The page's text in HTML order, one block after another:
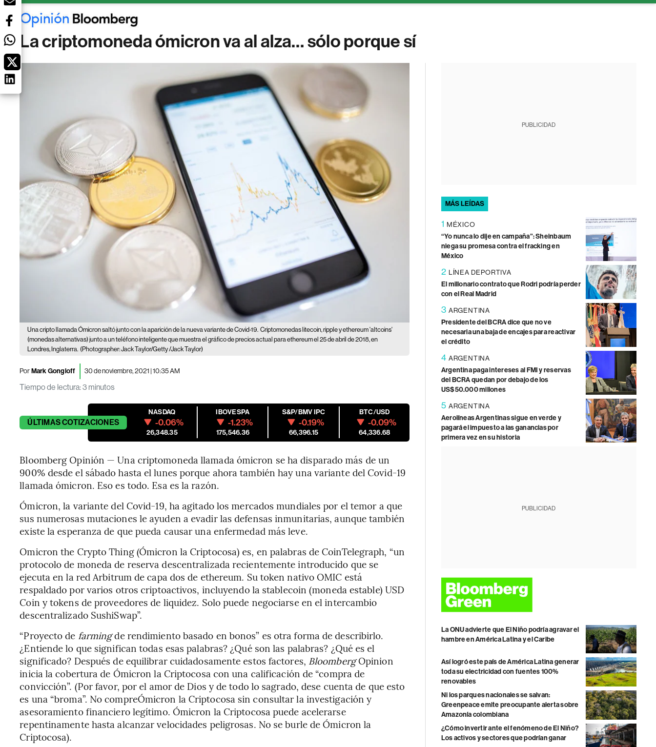
La criptomoneda ómicron va al alza… sólo porque sí
Una cripto llamada Ómicron saltó junto con la aparición de la nueva variante de Covid-19. Criptomonedas litecoin, ripple y ethereum 'altcoins'
(monedas alternativas) junto a un teléfono inteligente que muestra el gráfico de precios actual para ethereum el 25 de abril de 2018, en
Londres, Inglaterra. (Photographer: Jack Taylor/Getty /Jack Taylor)
PorMark Gongloff 30 de noviembre, 2021 | 10:35 AM
Tiempo de lectura:3 minutos
ÚLTIMASCOTIZACIONES
NASDAQ
-0.06%
26,348.35
IBOVESPA
-1.23%
175,546.36
S&P/BMV IPC
-0.19%
66,396.15
BTC/USD
-0.09%
64,336.68
Bloomberg Opinión — Una criptomoneda llamada ómicron se ha disparado más de un
900% desde el sábado hasta el lunes porque ahora también hay una variante del Covid-19
llamada ómicron. Eso es todo. Esa es la razón.
Ómicron, la variante del Covid-19, ha agitado los mercados mundiales por el temor a que
sus numerosas mutaciones le ayuden a evadir las defensas inmunitarias, aunque también
existe la esperanza de que pueda causar una enfermedad más leve.
Omicron the Crypto Thing (Ómicron la Criptocosa) es, en palabras de CoinTelegraph, “un
protocolo de moneda de reserva descentralizada recientemente introducido que se
ejecuta en la red Arbitrum de capa dos de ethereum. Su token nativo OMIC está
respaldado por varios otros criptoactivos, incluyendo la stablecoin (moneda estable) USD
Coin y tokens de proveedores de liquidez. Solo puede negociarse en el intercambio
descentralizado SushiSwap”.
“Proyecto de farmingde rendimiento basado en bonos” es otra forma de describirlo.
¿Entiende lo que significan todas esas palabras? ¿Qué son las palabras? ¿Qué es el
significado? Después de equilibrar cuidadosamente estos factores, BloombergOpinion
inicia la cobertura de Ómicron la Criptocosa con una calificación de “compra de
convicción”. (Por favor, por el amor de Dios y de todo lo sagrado, dese cuenta de que esto
es una “broma”. No compreÓmicron la Criptocosa sin consultar la investigación y
asesoramiento financiero legítimo. Ómicron la Criptocosa puede acelerarse
repentinamente hasta alcanzar velocidades peligrosas. No se burle de Ómicron la
Criptocosa).
PUBLICIDAD
MÁS LEÍDAS
1 MÉXICO
“Yo nunca lo dije en campaña”: Sheinbaum
niega su promesa contra el fracking en
México
2 LÍNEA DEPORTIVA
El millonario contrato que Rodri podría perder
con el Real Madrid
3 ARGENTINA
Presidente del BCRA dice que no ve
necesaria una baja de encajes para reactivar
el crédito
4 ARGENTINA
Argentina paga intereses al FMI y reservas
del BCRA quedan por debajo de los
US$50.000 millones
5 ARGENTINA
Aerolíneas Argentinas sigue en verde y
pagará el impuesto a las ganancias por
primera vez en su historia
PUBLICIDAD
La ONU advierte que El Niño podría agravar el
hambre en América Latina y el Caribe
Así logró este país de América Latina generar
toda su electricidad con fuentes 100%
renovables
Ni los parques nacionales se salvan:
Greenpeace emite preocupante alerta sobre
Amazonía colombiana
¿Cómo invertir ante el fenómeno de El Niño?
Los activos y sectores que podrían ganar